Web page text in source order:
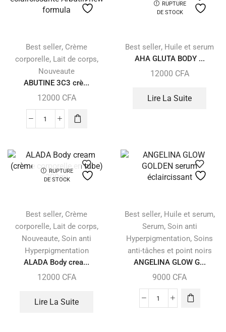
Best seller, Crème
corporelle, Lait de corps,
Nouveaute
ABUTINE 3C3 crè...
12000 CFA
RUPTURE
DE STOCK
Best seller, Huile et serum
AHA GLUTA BODY ...
12000 CFA
Lire La Suite
RUPTURE
DE STOCK
Best seller, Crème
corporelle, Lait de corps,
Nouveaute, Soin anti
Hyperpigmentation
ALADA Body crea...
12000 CFA
Lire La Suite
Best seller, Huile et serum,
Serum, Soin anti
Hyperpigmentation, Soins
anti-tâches et point noirs
ANGELINA GLOW G...
9000 CFA